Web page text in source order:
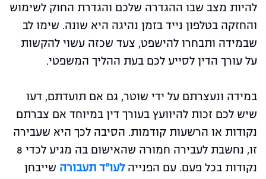
להיות מצב שבו ההגדרה שלכם והגדרת החוק לשימוש
והחזקה בטלפון נייד בזמן נהיגה היא שונה. שימו לב
שבמידה ותבחרו להישפט, צעד שכזה עשוי להקשות
על עורך הדין לסייע לכם בעת ההליך המשפטי.
במידה ונעצרתם על ידי שוטר, גם אם תועדתם, דעו
שיש לכם זכות להיוועץ בעורך דין במיוחד אם צברתם
נקודות או הרשעות קודמות. הסיבה לכך היא שעבירה
זו, נחשבת לעבירה חמורה שהאישום בה מגיע לכדי 8
נקודות בכל פעם. עם הפנייהלעו"ד תעבורה שייבחן